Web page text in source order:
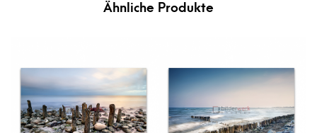
Ähnliche Produkte